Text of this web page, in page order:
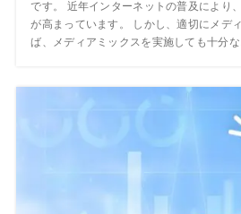
です。 近年インターネットの普及により
が高まっています。 しかし、適切にメデ
ば、メディアミックスを実施しても十分な